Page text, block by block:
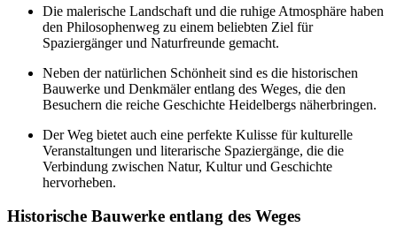
Die malerische Landschaft und die ruhige Atmosphäre haben
den Philosophenweg zu einem beliebten Ziel für
Spaziergänger und Naturfreunde gemacht.
Neben der natürlichen Schönheit sind es die historischen
Bauwerke und Denkmäler entlang des Weges, die den
Besuchern die reiche Geschichte Heidelbergs näherbringen.
Der Weg bietet auch eine perfekte Kulisse für kulturelle
Veranstaltungen und literarische Spaziergänge, die die
Verbindung zwischen Natur, Kultur und Geschichte
hervorheben.
Historische Bauwerke entlang des Weges